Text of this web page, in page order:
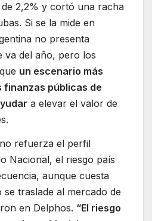
2,2% y cortó una racha
Si se la mide en
no presenta
va del año, pero los
un escenario más
finanzas públicas de
a elevar el valor de
refuerza el perfil
Nacional, el riesgo país
aunque cuesta
se traslade al mercado de
en Delphos. “El riesgo